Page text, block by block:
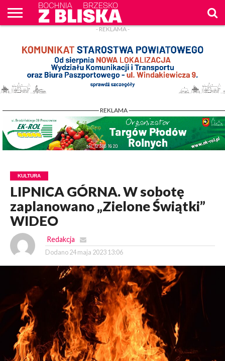
WPROST
REKLAM
- REKLAMA -
- REKLAMA -
KULTURA
LIPNICA GÓRNA. W sobotę
zaplanowano „Zielone Świątki”
WIDEO
Redakcja
Dodano 24 maja 2023 13:06